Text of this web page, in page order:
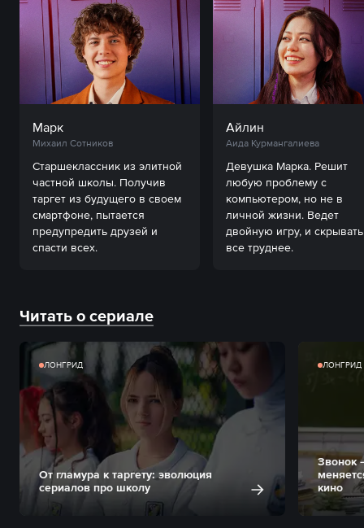
Марк
Михаил Сотников
Старшеклассник из элитной
частной школы. Получив
таргет из будущего в своем
смартфоне, пытается
предупредить друзей и
спасти всех.
Айлин
Аида Курмангалиева
Девушка Марка. Решит
любую проблему с
компьютером, но не в
личной жизни. Ведет
двойную игру, и
все труднее.
Читать о сериале
ЛОНГРИД
От гламура к таргету: эволюция
сериалов про школу
ЛОНГРИД
Звонок
кино